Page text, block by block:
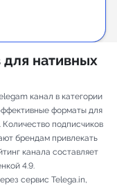
для нативных
канал в категории
форматы для
подписчиков
брендам привлекать
канала составляет
4.9.
сервис Telega.in,